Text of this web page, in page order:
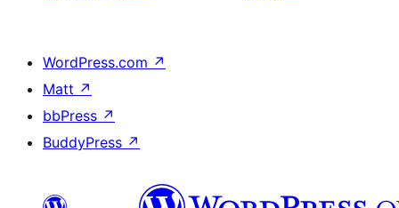
WordPress.com ↗
Matt ↗
bbPress ↗
BuddyPress ↗